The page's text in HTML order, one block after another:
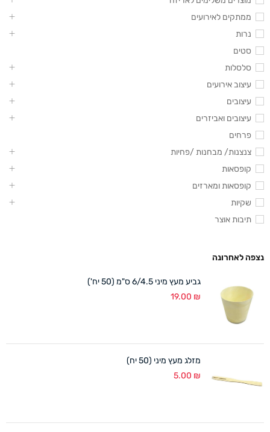
ממתקים לאירועים
נרות
סטים
סלסלות
עיצוב אירועים
עיצובים
עיצובים ואביזרים
פרחים
צנצנות/ מבחנות /פחיות
קופסאות
קופסאות ומארזים
שקיות
תיבות אוצר
נצפה לאחרונה
גביע מעץ מיני 6/4.5 ס"מ (50 יח')
19.00 ₪
מזלג מעץ מיני (50 יח)
5.00 ₪